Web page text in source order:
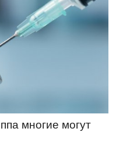
многие могут